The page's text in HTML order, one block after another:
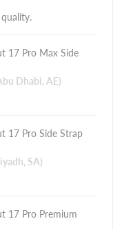
17 Pro Max Side
Dhabi, AE)
17 Pro Side Strap
SA)
17 Pro Premium